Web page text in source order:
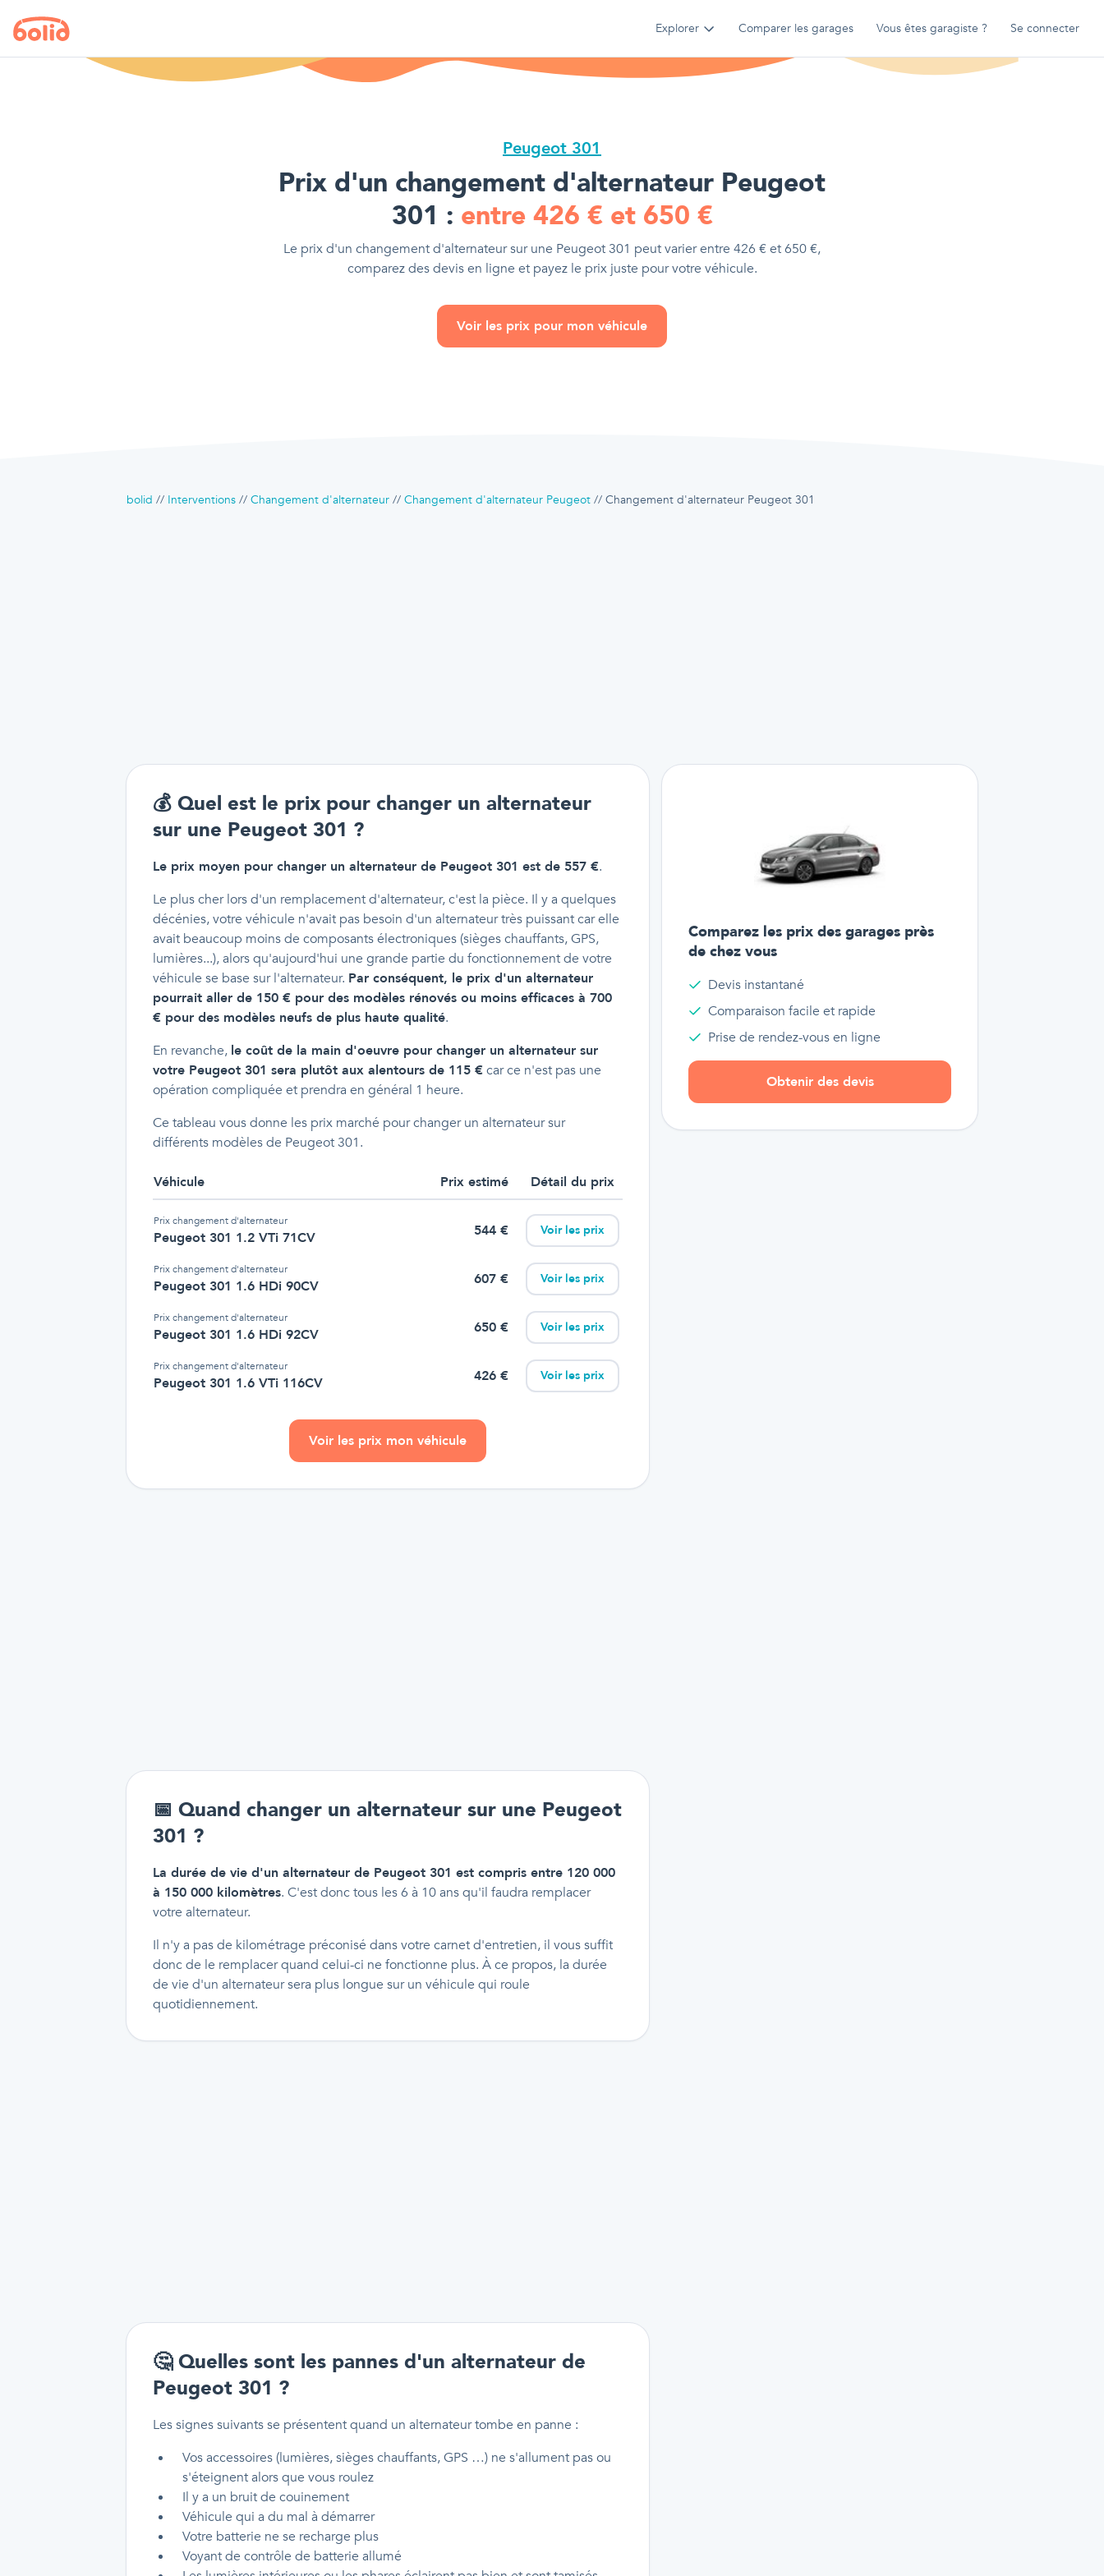
Explorer Comparer les garages Vous êtes garagiste ? Se connecter
Peugeot 301
Prix d'un changement d'alternateur Peugeot
301 : entre 426 €et 650 €
Le prix d'un changement d'alternateursur une Peugeot 301 peut varier entre 426 € et650€,
comparez des devis en ligne et payez le prix juste pour votre véhicule.
Voir les prix pour mon véhicule
bolid Interventions Changement d'alternateur Changement d'alternateur Peugeot Changement d'alternateur Peugeot 301
💰 Quel est le prix pour changer un alternateur
sur une Peugeot 301 ?
Le prix moyen pour changer un alternateur de Peugeot 301 est de 557 €.
Le plus cher lors d'un remplacement d'alternateur, c'est la pièce. Il y a quelques
décénies, votre véhicule n'avait pas besoin d'un alternateur très puissant car elle
avait beaucoup moins de composants électroniques (sièges chauffants, GPS,
lumières...), alors qu'aujourd'hui une grande partie du fonctionnement de votre
véhicule se base sur l'alternateur. Par conséquent, le prix d'un alternateur
pourrait aller de 150 € pour des modèles rénovés ou moins efficaces à 700
€ pour des modèles neufs de plus haute qualité.
En revanche, le coût de la main d'oeuvre pour changer un alternateur sur
votre Peugeot 301 sera plutôt aux alentours de 115 € car ce n'est pas une
opération compliquée et prendra en général 1 heure.
Ce tableau vous donne les prix marché pour changer un alternateur sur
différents modèles de Peugeot 301.
Véhicule Prix estimé Détail du prix
Prixchangement d'alternateur
Peugeot 301 1.2 VTi 71CV 544 € Voir les prix
Prixchangement d'alternateur
Peugeot 301 1.6 HDi 90CV 607 € Voir les prix
Prixchangement d'alternateur
Peugeot 301 1.6 HDi 92CV 650 € Voir les prix
Prixchangement d'alternateur
Peugeot 301 1.6 VTi 116CV 426 € Voir les prix
Voir les prix mon véhicule
📅 Quand changer un alternateur sur une Peugeot
301 ?
La durée de vie d'un alternateur de Peugeot 301 est compris entre 120 000
à 150 000 kilomètres. C'est donc tous les 6 à 10 ans qu'il faudra remplacer
votre alternateur.
Il n'y a pas de kilométrage préconisé dans votre carnet d'entretien, il vous suffit
donc de le remplacer quand celui-ci ne fonctionne plus. À ce propos, la durée
de vie d'un alternateur sera plus longue sur un véhicule qui roule
quotidiennement.
🤔 Quelles sont les pannes d'un alternateur de
Peugeot 301 ?
Les signes suivants se présentent quand un alternateur tombe en panne :
Vos accessoires (lumières, sièges chauffants, GPS …) ne s'allument pas ou
s'éteignent alors que vous roulez
Il y a un bruit de couinement
Véhicule qui a du mal à démarrer
Votre batterie ne se recharge plus
Voyant de contrôle de batterie allumé
Comparez les prix des garages près
de chez vous
Devis instantané
Comparaison facile et rapide
Prise de rendez-vous en ligne
Obtenir des devis